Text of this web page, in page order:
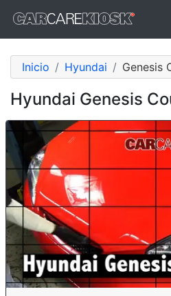
Inicio Hyundai Genesis
Hyundai Genesis